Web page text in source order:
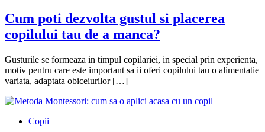
Cum poti dezvolta gustul si placerea
copilului tau de a manca?
Gusturile se formeaza in timpul copilariei, in special prin experienta,
motiv pentru care este important sa ii oferi copilului tau o alimentatie
variata, adaptata obiceiurilor […]
Copii